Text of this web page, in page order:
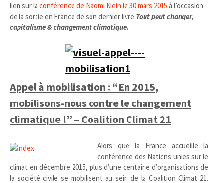
lien sur la conférence de Naomi Klein le 30 mars 2015 à l’occasion
de la sortie en France de son dernier livre Tout peut changer,
capitalisme & changement climatique.
Appel à mobilisation : “En 2015,
mobilisons-nous contre le changement
climatique !” – Coalition Climat 21
Alors que la France accueille la
conférence des Nations unies sur le
climat en décembre 2015, plus d’une centaine d’organisations de
la société civile se mobilisent au sein de la Coalition Climat 21.